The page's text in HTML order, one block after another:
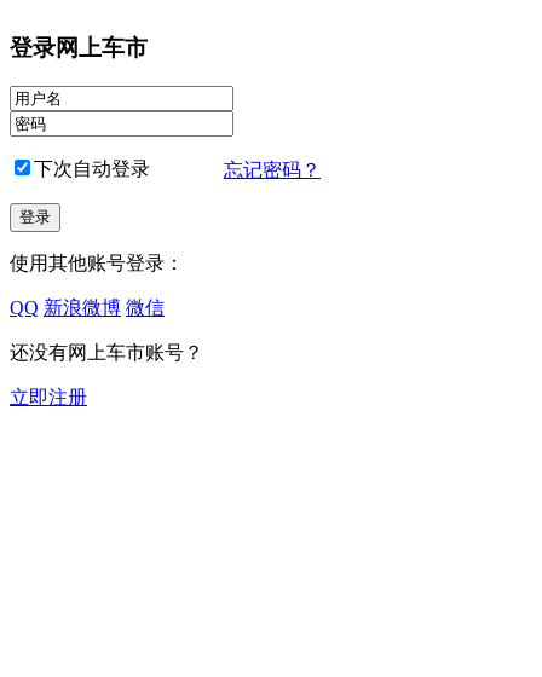
登录网上车市
下次自动登录 忘记密码？
使用其他账号登录：
QQ 新浪微博 微信
还没有网上车市账号？
立即注册